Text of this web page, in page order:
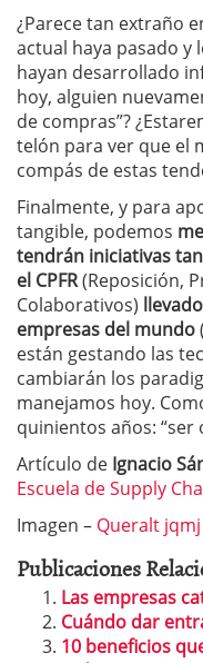
¿Parece tan extraño
actual haya pasado y
hayan desarrollado
hoy, alguien
de compras”?
telón para ver que el
compás de estas
Finalmente, y para
tangible, podemos
tendrán iniciativas
el CPFR(Reposición,
Colaborativos)
empresas del mundo
están gestando las
cambiarán los
manejamos hoy.
quinientos años: “ser
Artículo de Ignacio
Escuela de Supply
Imagen – Queralt jqmj
Publicaciones
Las empresas
Cuándo dar
10 beneficios